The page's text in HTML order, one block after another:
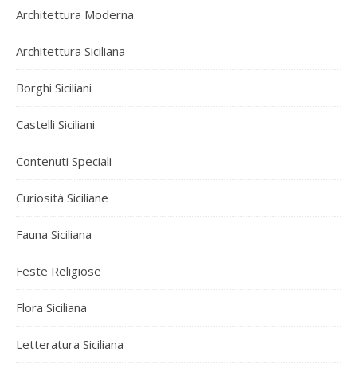
Architettura Moderna
Architettura Siciliana
Borghi Siciliani
Castelli Siciliani
Contenuti Speciali
Curiosità Siciliane
Fauna Siciliana
Feste Religiose
Flora Siciliana
Letteratura Siciliana